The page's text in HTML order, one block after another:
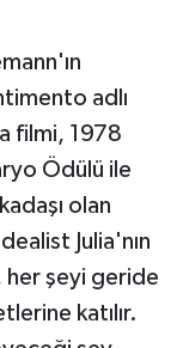
adlı
filmi, 1978
Ödülü ile
olan
Julia'nın
her şeyi geride
katılır.